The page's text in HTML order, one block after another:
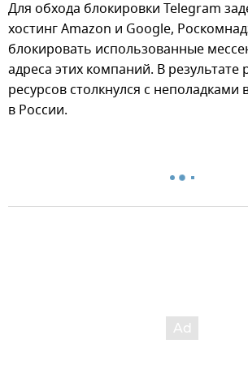
Для обхода блокировки Telegram
хостинг Amazon и Google,
блокировать использованные
адреса этих компаний. В результате
ресурсов столкнулся с неполадками
в России.